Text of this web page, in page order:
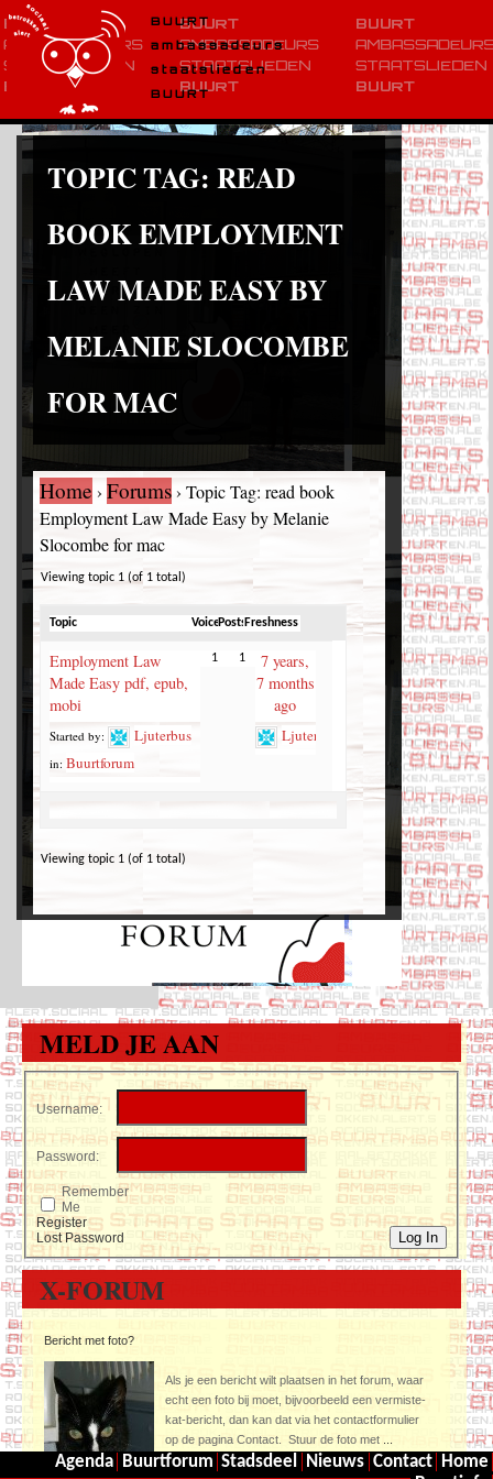
BUURT
ambassadeurs
staatslieden
BUURT
TOPIC TAG: READ
BOOK EMPLOYMENT
LAW MADE EASY BY
MELANIE SLOCOMBE
FOR MAC
Home › Forums › Topic Tag: read book
Employment Law Made Easy by Melanie
Slocombe for mac
Viewing topic 1 (of 1 total)
Topic VoicesPosts Freshness
Employment Law
Made Easy pdf, epub,
mobi
Started by: Ljuterbus
in:Buurtforum
1 1
7 years,
7 months
ago
Ljuterbus
Viewing topic 1 (of 1 total)
MELD JE AAN
Username:
Password:
Remember
Me
Log In
Register
Lost Password
X-FORUM
Bericht met foto?
Als je een bericht wilt plaatsen in het forum, waar
echt een foto bij moet, bijvoorbeeld een vermiste-
kat-bericht, dan kan dat via het contactformulier
op de pagina Contact. Stuur de foto met
Home
Contact
Nieuws
Stadsdeel
Buurtforum
Agenda